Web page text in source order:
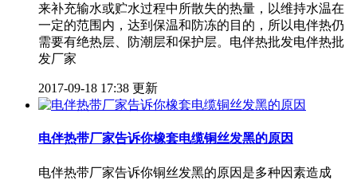
来补充输水或贮水过程中所散失的热量，以维持水温在
一定的范围内，达到保温和防冻的目的，所以电伴热仍
需要有绝热层、防潮层和保护层。电伴热批发电伴热批
发厂家
2017-09-18 17:38 更新
电伴热带厂家告诉你橡套电缆铜丝发黑的原因
电伴热带厂家告诉你铜丝发黑的原因是多种因素造成